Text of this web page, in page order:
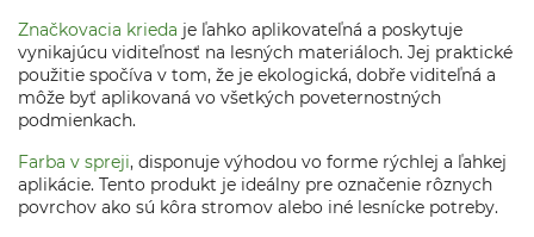
Značkovacia krieda je ľahko aplikovateľná a poskytuje
vynikajúcu viditeľnosť na lesných materiáloch. Jej praktické
použitie spočíva v tom, že je ekologická, dobře viditeľná a
môže byť aplikovaná vo všetkých poveternostných
podmienkach.
Farba v spreji, disponuje výhodou vo forme rýchlej a ľahkej
aplikácie. Tento produkt je ideálny pre označenie rôznych
povrchov ako sú kôra stromov alebo iné lesnícke potreby.